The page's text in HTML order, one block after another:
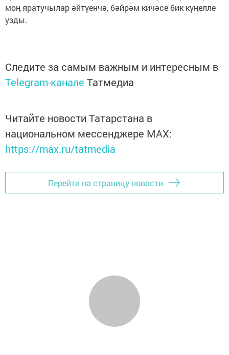
моң яратучылар әйтүенчә, бәйрәм кичәсе бик күңелле
узды.
Следите за самым важным и интересным в
Telegram-канале Татмедиа
Читайте новости Татарстана в
национальном мессенджере MАХ:
https://max.ru/tatmedia
Перейти на страницу новости